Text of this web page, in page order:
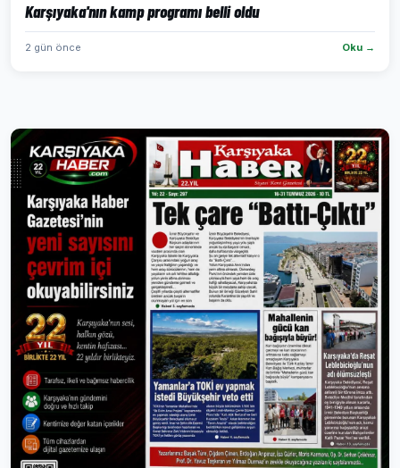
Karşıyaka'nın kamp programı belli oldu
2 gün önce Oku →